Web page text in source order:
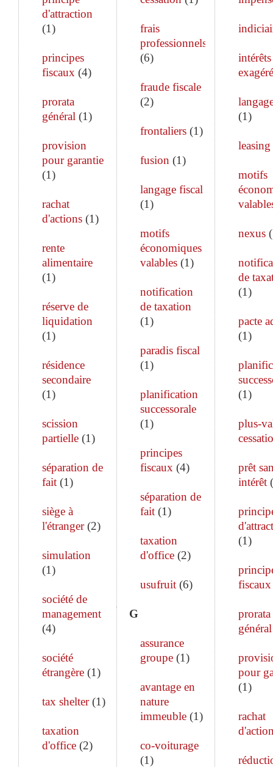
d'attraction
(1)
principes
fiscaux (4)
prorata
général (1)
provision
pour garantie
(1)
rachat
d'actions (1)
rente
alimentaire
(1)
réserve de
liquidation
(1)
résidence
secondaire
(1)
scission
partielle (1)
séparation de
fait (1)
siège à
l'étranger(2)
simulation
(1)
société de
management
(4)
société
étrangère (1)
tax shelter(1)
taxation
d'office (2)
frais
professionnels
(6)
fraude fiscale
(2)
frontaliers(1)
fusion (1)
langage fiscal
(1)
motifs
économiques
valables(1)
notification
de taxation
(1)
paradis fiscal
(1)
planification
successorale
(1)
principes
fiscaux (4)
séparation de
fait(1)
taxation
d'office(2)
usufruit(6)
G
assurance
groupe(1)
avantage en
nature
immeuble(1)
co-voiturage
(1)
intérêts
(1)
leasing
motifs
nexus(
de
(1)
pacte
(1)
(1)
plus-
prêt
intérêt(
(1)
fiscaux
prorata
général
pour
(1)
rachat